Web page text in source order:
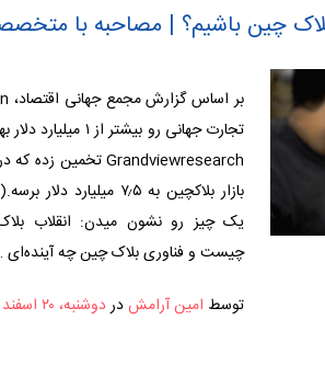
چین باشیم؟ | مصاحبه با
تجارت جهانی رو بیشتر
بازار بلاکچین به ۷٫۵
یک چیز رو نشون میدن: انقلاب
چیست و فناوری بلاک چین چه آینده‌ای
توسط امین آرامشدردوشنبه، ۲۰ اسفند ۱۳۹۷